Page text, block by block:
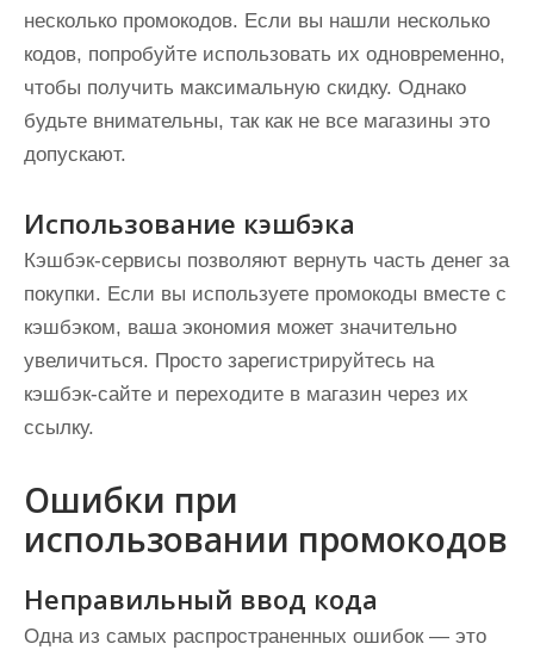
несколько промокодов. Если вы нашли несколько
кодов, попробуйте использовать их одновременно,
чтобы получить максимальную скидку. Однако
будьте внимательны, так как не все магазины это
допускают.
Использование кэшбэка
Кэшбэк-сервисы позволяют вернуть часть денег за
покупки. Если вы используете промокоды вместе с
кэшбэком, ваша экономия может значительно
увеличиться. Просто зарегистрируйтесь на
кэшбэк-сайте и переходите в магазин через их
ссылку.
Ошибки при
использовании промокодов
Неправильный ввод кода
Одна из самых распространенных ошибок — это